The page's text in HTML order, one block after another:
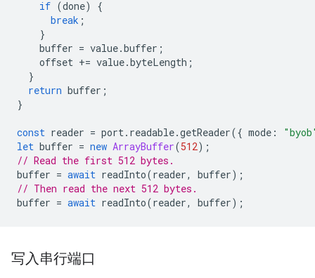
if (done)
{
break ;
}
buffer = value.buffer ;
offset += value.byteLength ;
}
return buffer ;
}
const reader = port. readable.getReader({ mode :
let buffer = new ArrayBuffer(512);
// Read the first 512 bytes.
buffer = await readInto(reader, buffer);
// Then read the next 512 bytes.
buffer = await readInto(reader, buffer);
写入串行端口